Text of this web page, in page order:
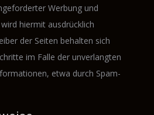
Werbung und
hiermit ausdrücklich
der Seiten behalten sich
im Falle der unverlangten
etwa durch Spam-